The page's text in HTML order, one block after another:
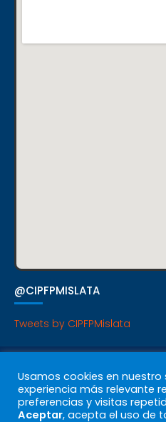
@CIPFPMISLATA
Tweets by CIPFPMislata
© CIPFP Mislata – Todos los
Usamos cookies en
experiencia más relevante
preferencias y visitas
Aceptar, acepta el uso de